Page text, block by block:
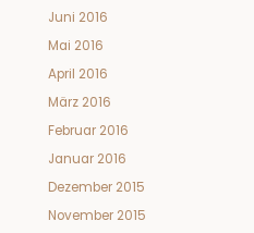
Juni 2016
Mai 2016
April 2016
März 2016
Februar 2016
Januar 2016
Dezember 2015
November 2015